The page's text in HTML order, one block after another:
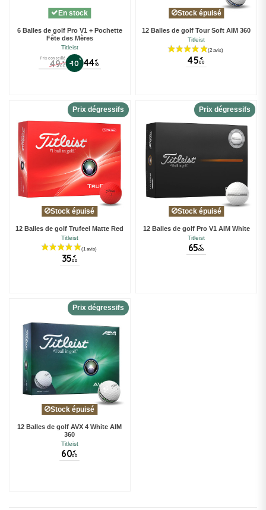
En stock
6 Balles de golf Pro V1 + Pochette
Fête des Mères
Titleist
Prix conseillé
49 €
00 -10% 44 €
10
Stock épuisé
12 Balles de golf Tour Soft AIM 360
Titleist
45 €
00
Prix dégressifs
Stock épuisé
12 Balles de golf Trufeel Matte Red
Titleist
35 €
00
Prix dégressifs
Stock épuisé
12 Balles de golf Pro V1 AIM White
Titleist
65 €
00
Prix dégressifs
Stock épuisé
12 Balles de golf AVX 4 White AIM
360
Titleist
60 €
00